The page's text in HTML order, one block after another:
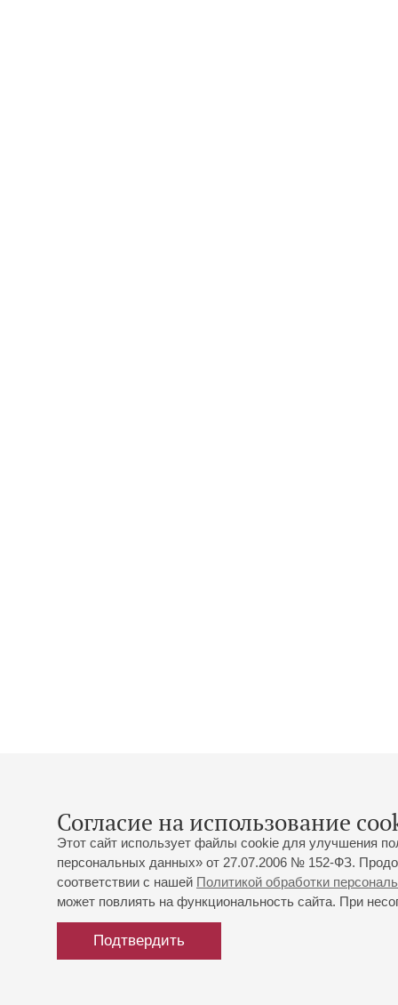
Согласие на использование
Этот сайт использует файлы cookie для улучшения
персональных данных» от 27.07.2006 № 152-ФЗ.
соответствии с нашей Политикой обработки
может повлиять на функциональность сайта. При
Подтвердить